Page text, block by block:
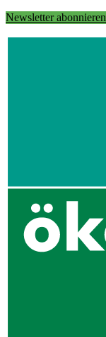
Newsletter abonnieren